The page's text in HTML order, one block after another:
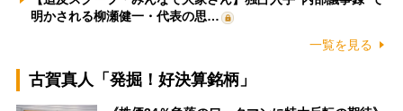
明かされる柳瀬健一・代表の思…
一覧を見る
古賀真人「発掘！好決算銘柄」